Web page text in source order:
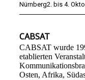
Nürnberg2. bis 4.
CABSAT
CABSAT wurde
etablierten
Osten, Afrika,